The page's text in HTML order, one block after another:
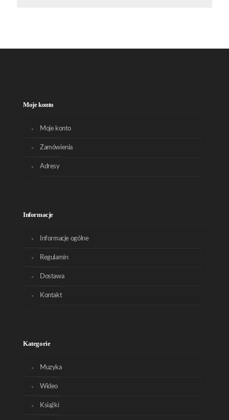
Moje konto
Moje konto
Zamówienia
Adresy
Informacje
Informacje ogólne
Regulamin
Dostawa
Kontakt
Kategorie
Muzyka
Wideo
Książki